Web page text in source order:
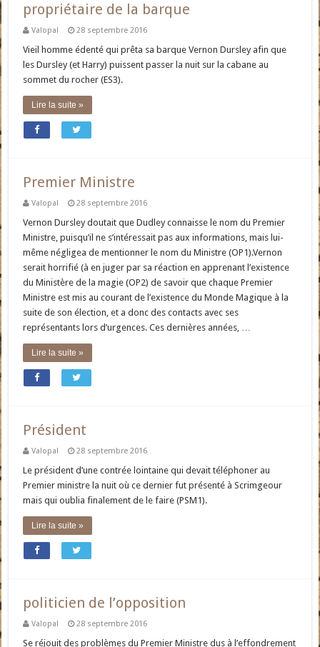
propriétaire de la barque
Valopal 28 septembre 2016
Vieil homme édenté qui prêta sa barque Vernon Dursley afin que
les Dursley (et Harry) puissent passer la nuit sur la cabane au
sommet du rocher (ES3).
Lire la suite »
Premier Ministre
Valopal 28 septembre 2016
Vernon Dursley doutait que Dudley connaisse le nom du Premier
Ministre, puisqu’il ne s’intéressait pas aux informations, mais lui-
même négligea de mentionner le nom du Ministre (OP1).Vernon
serait horrifié (à en juger par sa réaction en apprenant l’existence
du Ministère de la magie (OP2) de savoir que chaque Premier
Ministre est mis au courant de l’existence du Monde Magique à la
suite de son élection, et a donc des contacts avec ses
représentants lors d’urgences. Ces dernières années, …
Lire la suite »
Président
Valopal 28 septembre 2016
Le président d’une contrée lointaine qui devait téléphoner au
Premier ministre la nuit où ce dernier fut présenté à Scrimgeour
mais qui oublia finalement de le faire (PSM1).
Lire la suite »
politicien de l’opposition
Valopal 28 septembre 2016
Se réjouit des problèmes du Premier Ministre dus à l’effondrement